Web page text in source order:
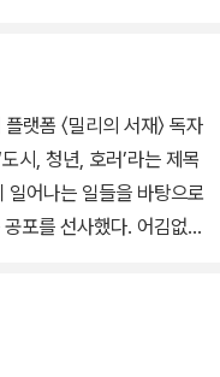
랫폼 〈밀리의 서재〉 독자
시, 청년, 호러’라는 제목
일어나는 일들을 바탕으로
포를 선사했다. 어김없이